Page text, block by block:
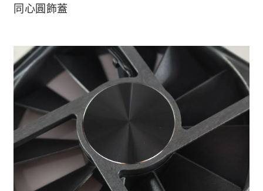
同心圓飾蓋